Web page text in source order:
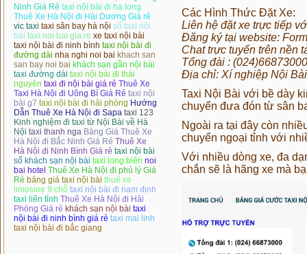
Ninh Giá Rẻ taxi nội bài đi hạ long
Thuê Xe Hà Nội đi Hải Dương Giá rẻ
vic taxi taxi sân bay hà nội số taxi nội
bài taxi noi bai gia re xe taxi nội bài
taxi nội bài đi ninh bình taxi nội bài đi
đường dài nha nghi noi bai khach san
san bay noi bai khách sạn gần nội bài
taxi đường dài taxi nội bài đi thái
nguyên taxi đi nội bài giá rẻ Thuê Xe
Taxi Hà Nội đi Uông Bí Giá Rẻ taxi nội
bài g7 taxi nội bài đi hải phòng Hướng
Dẫn Thuê Xe Hà Nội đi Sapa taxi 123
Kinh nghiệm đi taxi từ Nội Bài về Hà
Nội taxi thanh nga Bảng Giá Thuê Xe
Hà Nội đi Bắc Ninh Giá Rẻ Thuê Xe
Hà Nội đi Ninh Bình Giá rẻ taxi nội bài
số khách sạn nội bài taxi long biên noi
bai hotel Thuê Xe Hà Nội đi phủ lý Giá
Rẻ bảng giá taxi nội bài thuê xe
limosine 9 chỗ taxi nội bài đi nam định
taxi liên tỉnh Thuê Xe Hà Nội đi Hải
Phòng Giá rẻ khách sạn nội bài taxi
nội bài đi ninh bình giá rẻ taxi mai linh
taxi nội bài đi bắc giang
Các Hình Thức Đặt Xe:
Liên hệ đặt xe trực tiếp
Đăng ký tại website:
Chat trực tuyến trên nền
Tổng đài :
Địa chỉ: Xí nghiệp Nội
Taxi Nội Bài với bề dày
chuyển đưa đón từ sân
Ngoài ra tại đây còn
chuyển ngoại tỉnh với
Với nhiều dòng xe, đa
chắn sẽ là hãng xe mà